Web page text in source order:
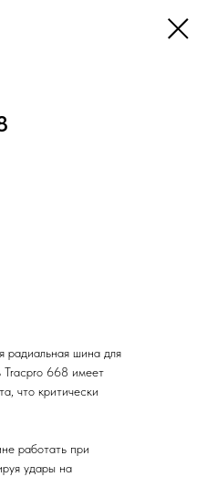
радиальная шина для
Tracpro 668 имеет
что критически
работать при
удары на